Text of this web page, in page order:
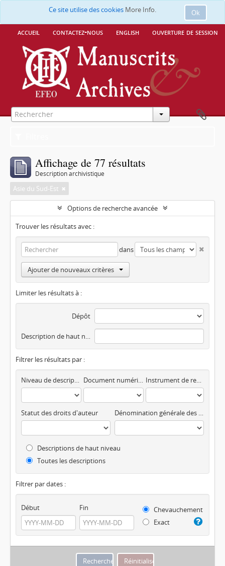
Ok
Ce site utilise des cookies More Info.
accueil contactez-nous english ouverture de session
Affichage de 77 résultats
Description archivistique
Asie du Sud-Est
Options de recherche avancée
Trouver les résultats avec :
dans
Ajouter de nouveaux critères
Limiter les résultats à :
Dépôt
Description de haut niveau
Filtrer les résultats par :
Niveau de description Document numérisé disponible Instrument de recherche
Statut des droits d'auteur Dénomination générale des documents
Descriptions de haut niveau
Toutes les descriptions
Filtrer par dates :
Début Fin
Chevauchement
Exact